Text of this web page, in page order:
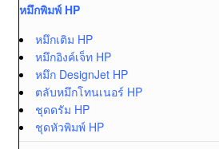
หมึกพิมพ์ HP
หมึกเติม HP
หมึกอิงค์เจ็ท HP
หมึก DesignJet HP
ตลับหมึกโทนเนอร์ HP
ชุดดรัม HP
ชุดหัวพิมพ์ HP